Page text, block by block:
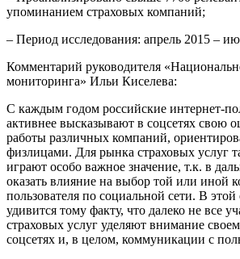
упоминанием страховых компаний;
– Период исследования: апрель 2015 –
Комментарий руководителя
мониторинга» Ильи Киселева:
С каждым годом российские интернет-
активнее высказывают в соцсетях свою
работы различных компаний,
физлицами. Для рынка страховых услуг
играют особо важное значение, т.к. в
оказать влияние на выбор той или иной
пользователя по социальной сети. В
удивится тому факту, что далеко не все
страховых услуг уделяют внимание
соцсетях и, в целом, коммуникации с